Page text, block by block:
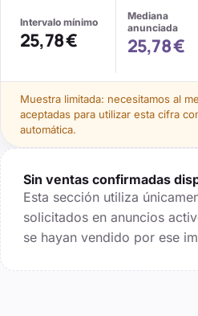
Intervalo mínimo
25,78 €
Mediana
anunciada
25,78 €
Muestra limitada: necesitamos al
aceptadas para utilizar esta cifra
automática.
Sin ventas confirmadas
Esta sección utiliza
solicitados en anuncios
se hayan vendido por ese